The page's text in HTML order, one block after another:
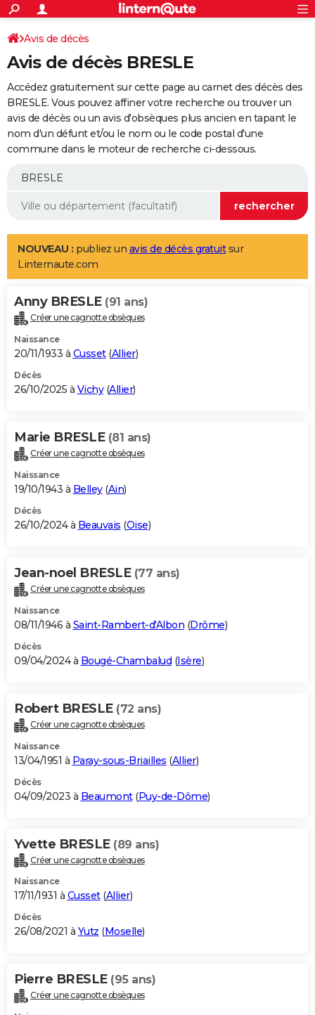
ACTUALITÉS
Politique
Société
Faits Divers
Education
Monde
Villes
+
SPORT
Coupe du monde 2026
Football
Tennis
Cyclisme
Rugby
Forum
Programme TV
TNT
Streaming
Cinéma
Sorties cinéma
Musique
+
FINANCE
Retraite
Epargne
Immobilier
Risques naturels par ville
Banque
Assurance
AUTO
Essais
Réserver un essai
Citadines
Berlines
SUV
Forum auto
+
Mobiles
Meilleur smartphone
Internet
Ordinateurs
Jeux vidéo
Guide high-tech
Aménagement intérieur
LIFESTYLE
Art de vivre
Bien-être
Loisirs
Mode
Modes de vie
Alimentation
Guide de la santé
Maladies
Médicaments
Sommeil
VOYAGE
Destinations
City break
Voyage nature
Voyage de noces
Forum
Climat
+PHOTO
GUIDES D'ACHAT
BONS PLANS
Carte de Noël
Carte Bonne année
Carte Saint-Valentin
Carte Pâques
Carte d'anniversaire
DICTIONNAIRE
Dictionnaire
Biographies
Citations
Expressions
Proverbes
PROGRAMME TV
S'inscrire
Se connecter
Lycées
Collèges
Primaires
Universités
Entreprises
Service militaire
Avis de recherche
AVIS DE DÉCÈS
Bricolage
Lifestyle
Culture
Sport
Auto
Television
Voyage
Cinema
Avis de décès
Avis de décès BRESLE
Accédez gratuitement sur cette page au carnet des décès des
BRESLE. Vous pouvez affiner votre recherche ou trouver un
avis de décès ou un avis d'obsèques plus ancien en tapant le
nom d'un défunt et/ou le nom ou le code postal d'une
commune dans le moteur de recherche ci-dessous.
NOUVEAU : publiez un avis de décès gratuitsur
Linternaute.com
Anny BRESLE (91 ans)
Créer une cagnotte obsèques
Naissance
20/11/1933 à Cusset(Allier)
Décès
26/10/2025 à Vichy(Allier)
Marie BRESLE (81 ans)
Créer une cagnotte obsèques
Naissance
19/10/1943 à Belley(Ain)
Décès
26/10/2024 à Beauvais (Oise)
Jean-noel BRESLE (77 ans)
Créer une cagnotte obsèques
Naissance
08/11/1946 à Saint-Rambert-d'Albon (Drôme)
Décès
09/04/2024 à Bougé-Chambalud (Isère)
Robert BRESLE (72 ans)
Créer une cagnotte obsèques
Naissance
13/04/1951 à Paray-sous-Briailles (Allier)
Décès
04/09/2023 à Beaumont(Puy-de-Dôme)
Yvette BRESLE (89 ans)
Créer une cagnotte obsèques
Naissance
17/11/1931 à Cusset(Allier)
Décès
26/08/2021 à Yutz (Moselle)
Pierre BRESLE (95 ans)
Créer une cagnotte obsèques